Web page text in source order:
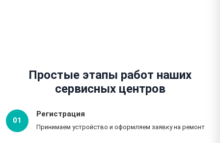
Простые этапы работ наших
сервисных центров
01
Регистрация
Принимаем устройство и оформляем заявку на ремонт